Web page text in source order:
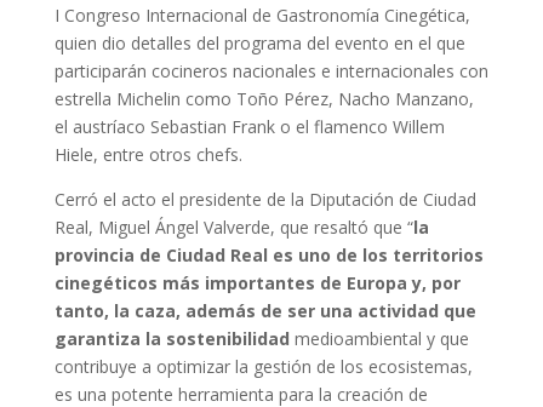
I Congreso Internacional de Gastronomía Cinegética,
quien dio detalles del programa del evento en el que
participarán cocineros nacionales e internacionales con
estrella Michelin como Toño Pérez, Nacho Manzano,
el austríaco Sebastian Frank o el flamenco Willem
Hiele, entre otros chefs.
Cerró el acto el presidente de la Diputación de Ciudad
Real, Miguel Ángel Valverde, que resaltó que “la
provincia de Ciudad Real es uno de los territorios
cinegéticos más importantes de Europa y, por
tanto, la caza, además de ser una actividad que
garantiza la sostenibilidad medioambiental y que
contribuye a optimizar la gestión de los ecosistemas,
es una potente herramienta para la creación de